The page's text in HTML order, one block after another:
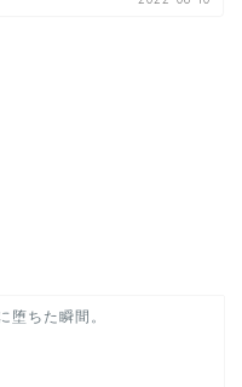
堕ちた瞬間。